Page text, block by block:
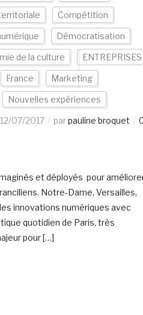
Compétition
Démocratisation
de la culture ENTREPRISES
France Marketing
Nouvelles expériences
12/07/2017 parpauline broquet
et déployés pour
Notre-Dame, Versailles,
innovations numériques avec
quotidien de Paris, très
pour […]